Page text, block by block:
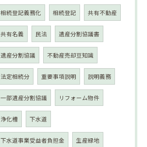
相続登記義務化 相続登記 共有不動産
共有名義 民法 遺産分割協議書
遺産分割協議 不動産売却豆知識
法定相続分 重要事項説明 説明義務
一部遺産分割協議 リフォーム物件
浄化槽 下水道
下水道事業受益者負担金 生産緑地